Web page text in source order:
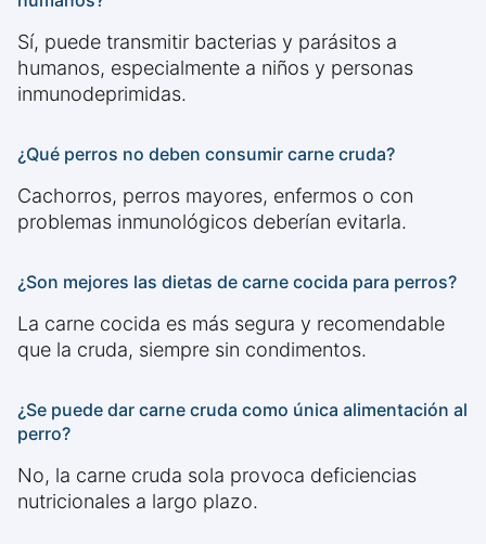
Sí, puede transmitir bacterias y parásitos a
humanos, especialmente a niños y personas
inmunodeprimidas.
¿Qué perros no deben consumir carne cruda?
Cachorros, perros mayores, enfermos o con
problemas inmunológicos deberían evitarla.
¿Son mejores las dietas de carne cocida para perros?
La carne cocida es más segura y recomendable
que la cruda, siempre sin condimentos.
¿Se puede dar carne cruda como única alimentación al
perro?
No, la carne cruda sola provoca deficiencias
nutricionales a largo plazo.